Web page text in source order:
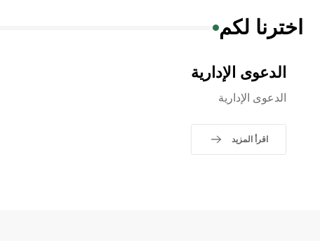
اخترنا لكم
الدعوى الإدارية
الدعوى الإدارية
اقرأ المزيد